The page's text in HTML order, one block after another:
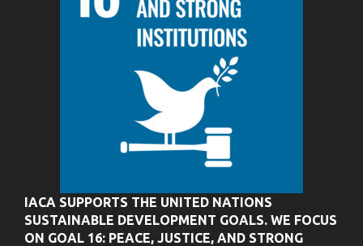
IACA SUPPORTS THE UNITED NATIONS
SUSTAINABLE DEVELOPMENT GOALS. WE FOCUS
ON GOAL 16: PEACE, JUSTICE, AND STRONG